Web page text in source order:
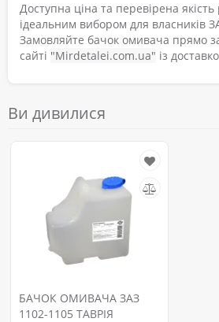
Доступна ціна та перевірена
ідеальним вибором для власників
Замовляйте бачок омивача прямо
сайті "Mirdetalei.com.ua" із
Ви дивилися
БАЧОК ОМИВАЧА ЗАЗ
1102-1105 ТАВРІЯ